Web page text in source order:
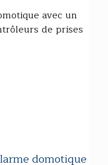
avec un
de prises
domotique